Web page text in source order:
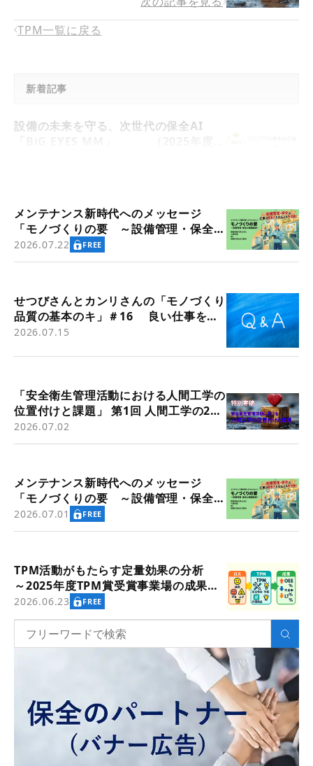
TPM一覧に戻る
新着記事
設備の未来を守る、次世代の保全AI
メンテナンス新時代へのメッセージ
「モノづくりの要 ～設備管理・保全と
価値創造～」
2026.07.22 FREE
せつびさんとカンリさんの「モノづくり
品質の基本のキ」＃16 良い仕事をす
るための基本～その14 「問題解決」
2026.07.15
「安全衛生管理活動における人間工学の
位置付けと課題」 第1回 人間工学の2つ
の歴史的潮流（労働衛生管理活動の背景
として）
2026.07.02
メンテナンス新時代へのメッセージ
「モノづくりの要 ～設備管理・保全と
価値創造～」
2026.07.01 FREE
TPM活動がもたらす定量効果の分析
～2025年度TPM賞受賞事業場の成果指
標より
2026.06.23 FREE